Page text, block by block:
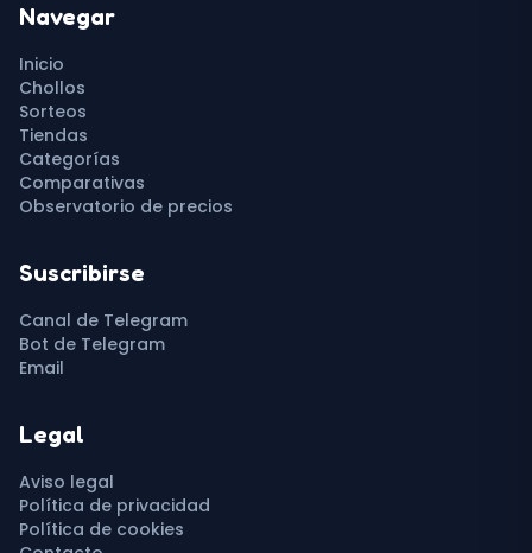
Navegar
Inicio
Chollos
Sorteos
Tiendas
Categorías
Comparativas
Observatorio de precios
Suscribirse
Canal de Telegram
Bot de Telegram
Email
Legal
Aviso legal
Política de privacidad
Política de cookies